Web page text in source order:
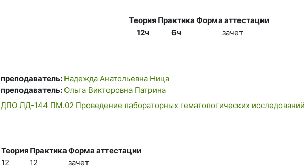
Теория ПрактикаФорма аттестации
12ч
6ч зачет
преподаватель: Надежда Анатольевна Ница
преподаватель: Ольга Викторовна Патрина
ДПО ЛД-144 ПМ.02 Проведение лабораторных гематологических исследований
Теория ПрактикаФорма аттестации
12
12 зачет